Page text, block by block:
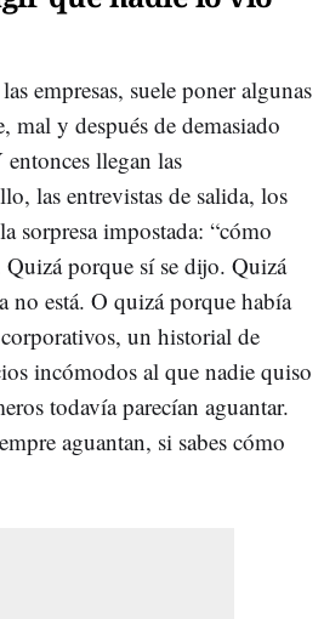
empresas, suele poner algunas
mal y después de demasiado
llegan las
las entrevistas de salida, los
sorpresa impostada: “cómo
Quizá porque sí se dijo. Quizá
está. O quizá porque había
un historial de
incómodos al que nadie quiso
todavía parecían aguantar.
aguantan, si sabes cómo